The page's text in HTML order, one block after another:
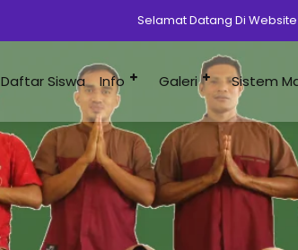
Selamat Datang Di Website MIN 4
Daftar Siswa Info Galeri Sistem